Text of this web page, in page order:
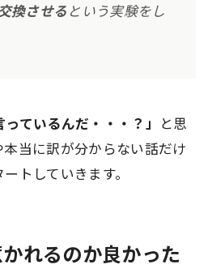
換させる という実験をし
ているんだ・・・？」 と思
当に訳が分からない話だけ
トしていきます。
れるのか良かった